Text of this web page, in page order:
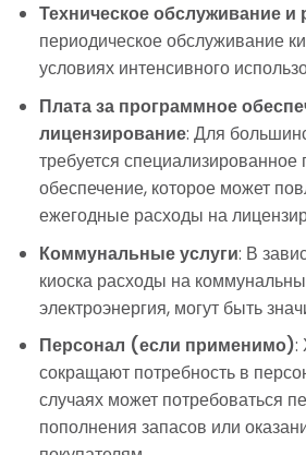
Техническое обслуживание и
периодическое обслуживание
условиях интенсивного
Плата за программное
лицензирование: Для
требуется
обеспечение, которое может
ежегодные расходы на
Коммунальные услуги: В
киоска расходы на
электроэнергия, могут быть
Персонал (если применимо):
сокращают потребность в
случаях может потребоваться
пополнения запасов или